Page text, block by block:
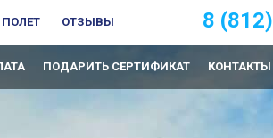
8 (812)
ОТЗЫВЫ
ПОДАРИТЬ СЕРТИФИКАТ КОНТАКТЫ